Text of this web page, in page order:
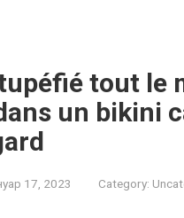
tout le
un bikini
17, 2023 Category: